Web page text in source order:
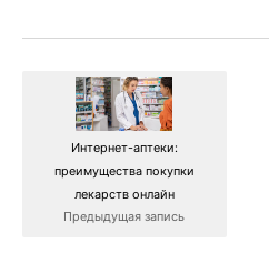
Интернет-аптеки:
преимущества покупки
лекарств онлайн
Предыдущая запись